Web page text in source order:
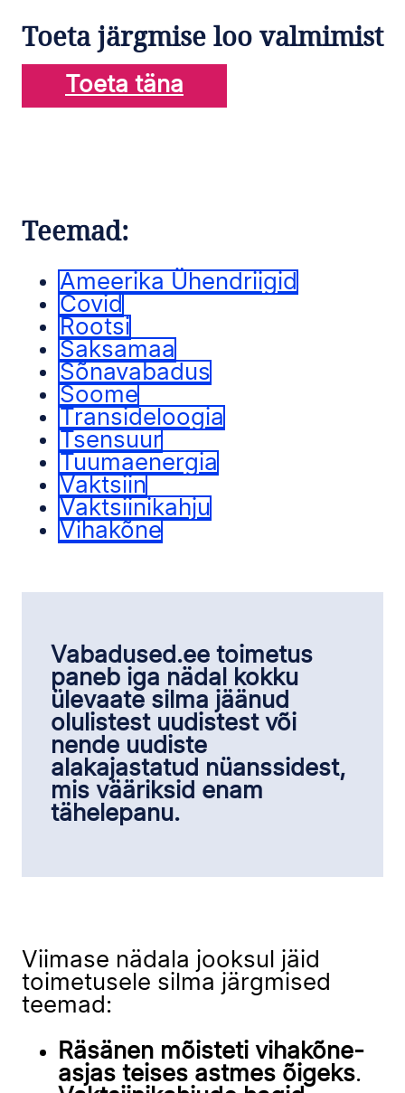
Toeta järgmise loo valmimist
Toeta täna
Teemad:
Ameerika Ühendriigid
Covid
Rootsi
Saksamaa
Sõnavabadus
Soome
Transideloogia
Tsensuur
Tuumaenergia
Vaktsiin
Vaktsiinikahju
Vihakõne
Vabadused.ee toimetus
paneb iga nädal kokku
ülevaate silma jäänud
olulistest uudistest või
nende uudiste
alakajastatud nüanssidest,
mis vääriksid enam
tähelepanu.
Viimase nädala jooksul jäid
toimetusele silma järgmised
teemad:
Räsänen mõisteti vihakõne-
asjas teises astmes õigeks.